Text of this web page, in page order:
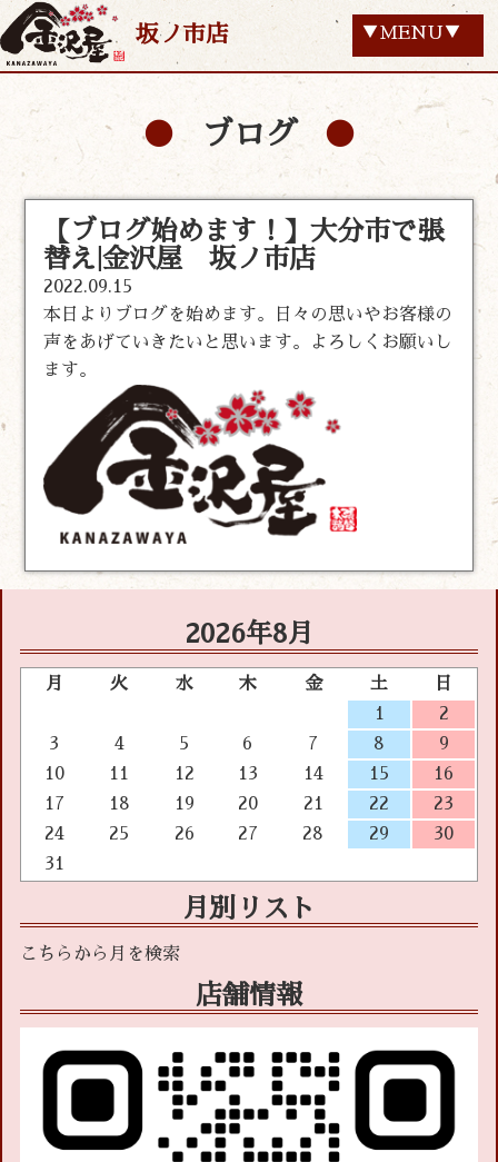
坂ノ市店 ▼MENU▼
ブログ
【ブログ始めます！】大分市で張
替え|金沢屋 坂ノ市店
2022.09.15
本日よりブログを始めます。日々の思いやお客様の
声をあげていきたいと思います。よろしくお願いし
ます。
2026年8月
月 火 水 木 金 土
日
1
2
3
4 5 6 7 8
9
10
11 12 13 14 15
16
17
18 19 20 21 22
23
24
25 26 27 28 29
30
31
月別リスト
店舗情報